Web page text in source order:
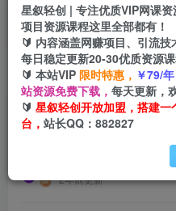
首页 创业课程 会员专属 正文
（9650期）抖音最新图
法
2年前更新
星叙轻创 | 专注优质VIP网课
项目资源课程这里全部都有！
🔰 内容涵盖网赚项目、引流
每日稳定更新20-30优质资源课
🔰 本站VIP 限时特惠， ￥79/
站资源免费下载， 每天更新，
🔰 星叙轻创开放加盟，搭建
台， 站长QQ：882827